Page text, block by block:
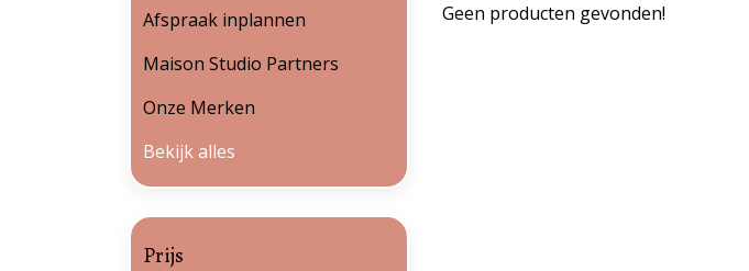
Geen producten gevonden!
Afspraak inplannen
Maison Studio Partners
Onze Merken
Bekijk alles
Prijs